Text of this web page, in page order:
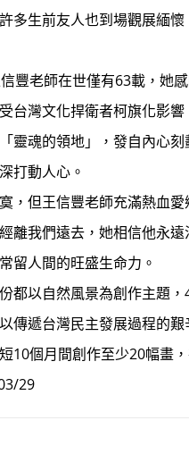
繫公平選舉
多生前友人也到場觀展緬
豐老師在世僅有63載，她
台灣文化捍衛者柯旗化影
靈魂的領地」，發自內心
打動人心。
，但王信豐老師充滿熱血
離我們遠去，她相信他永
留人間的旺盛生命力。
都以自然風景為創作主題
傳遞台灣民主發展過程的
10個月間創作至少20幅畫
29